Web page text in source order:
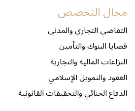
مجال التخصص
التقاضي التجاري والمدني
قضايا البنوك والتأمين
النزاعات المالية والتجارية
العقود والتمويل الإسلامي
الدفاع الجنائي والتحقيقات القانونية